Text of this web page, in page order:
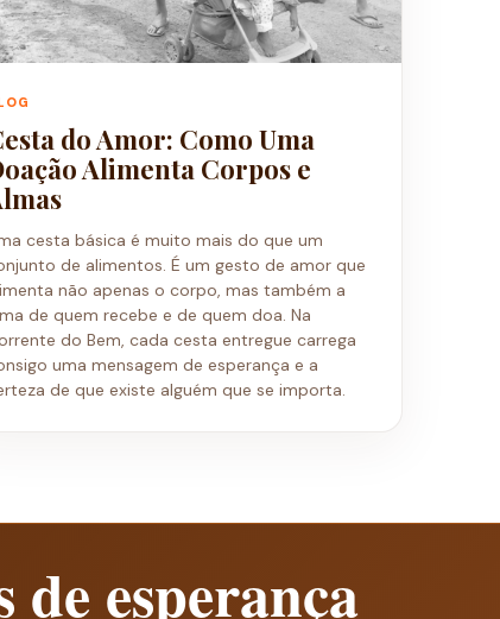
do Amor: Como Uma
Alimenta Corpos e
cesta básica é muito mais do que um
de alimentos. É um gesto de amor que
não apenas o corpo, mas também a
de quem recebe e de quem doa. Na
do Bem, cada cesta entregue carrega
uma mensagem de esperança e a
de que existe alguém que se importa.
de esperança